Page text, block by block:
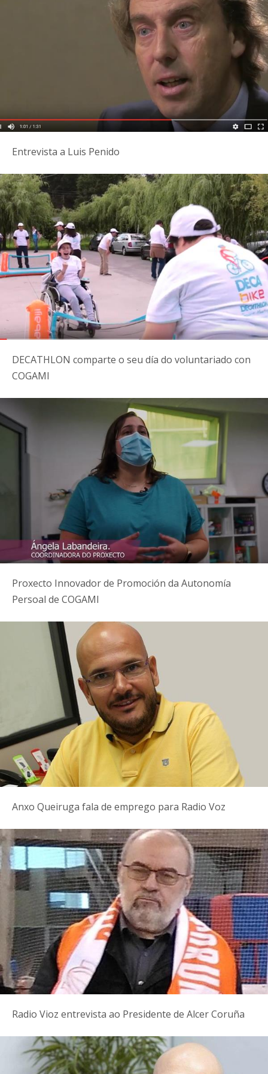
Entrevista a Luis Penido
DECATHLON comparte o seu día do voluntariado con
COGAMI
Proxecto Innovador de Promoción da Autonomía
Persoal de COGAMI
Anxo Queiruga fala de emprego para Radio Voz
Radio Vioz entrevista ao Presidente de Alcer Coruña